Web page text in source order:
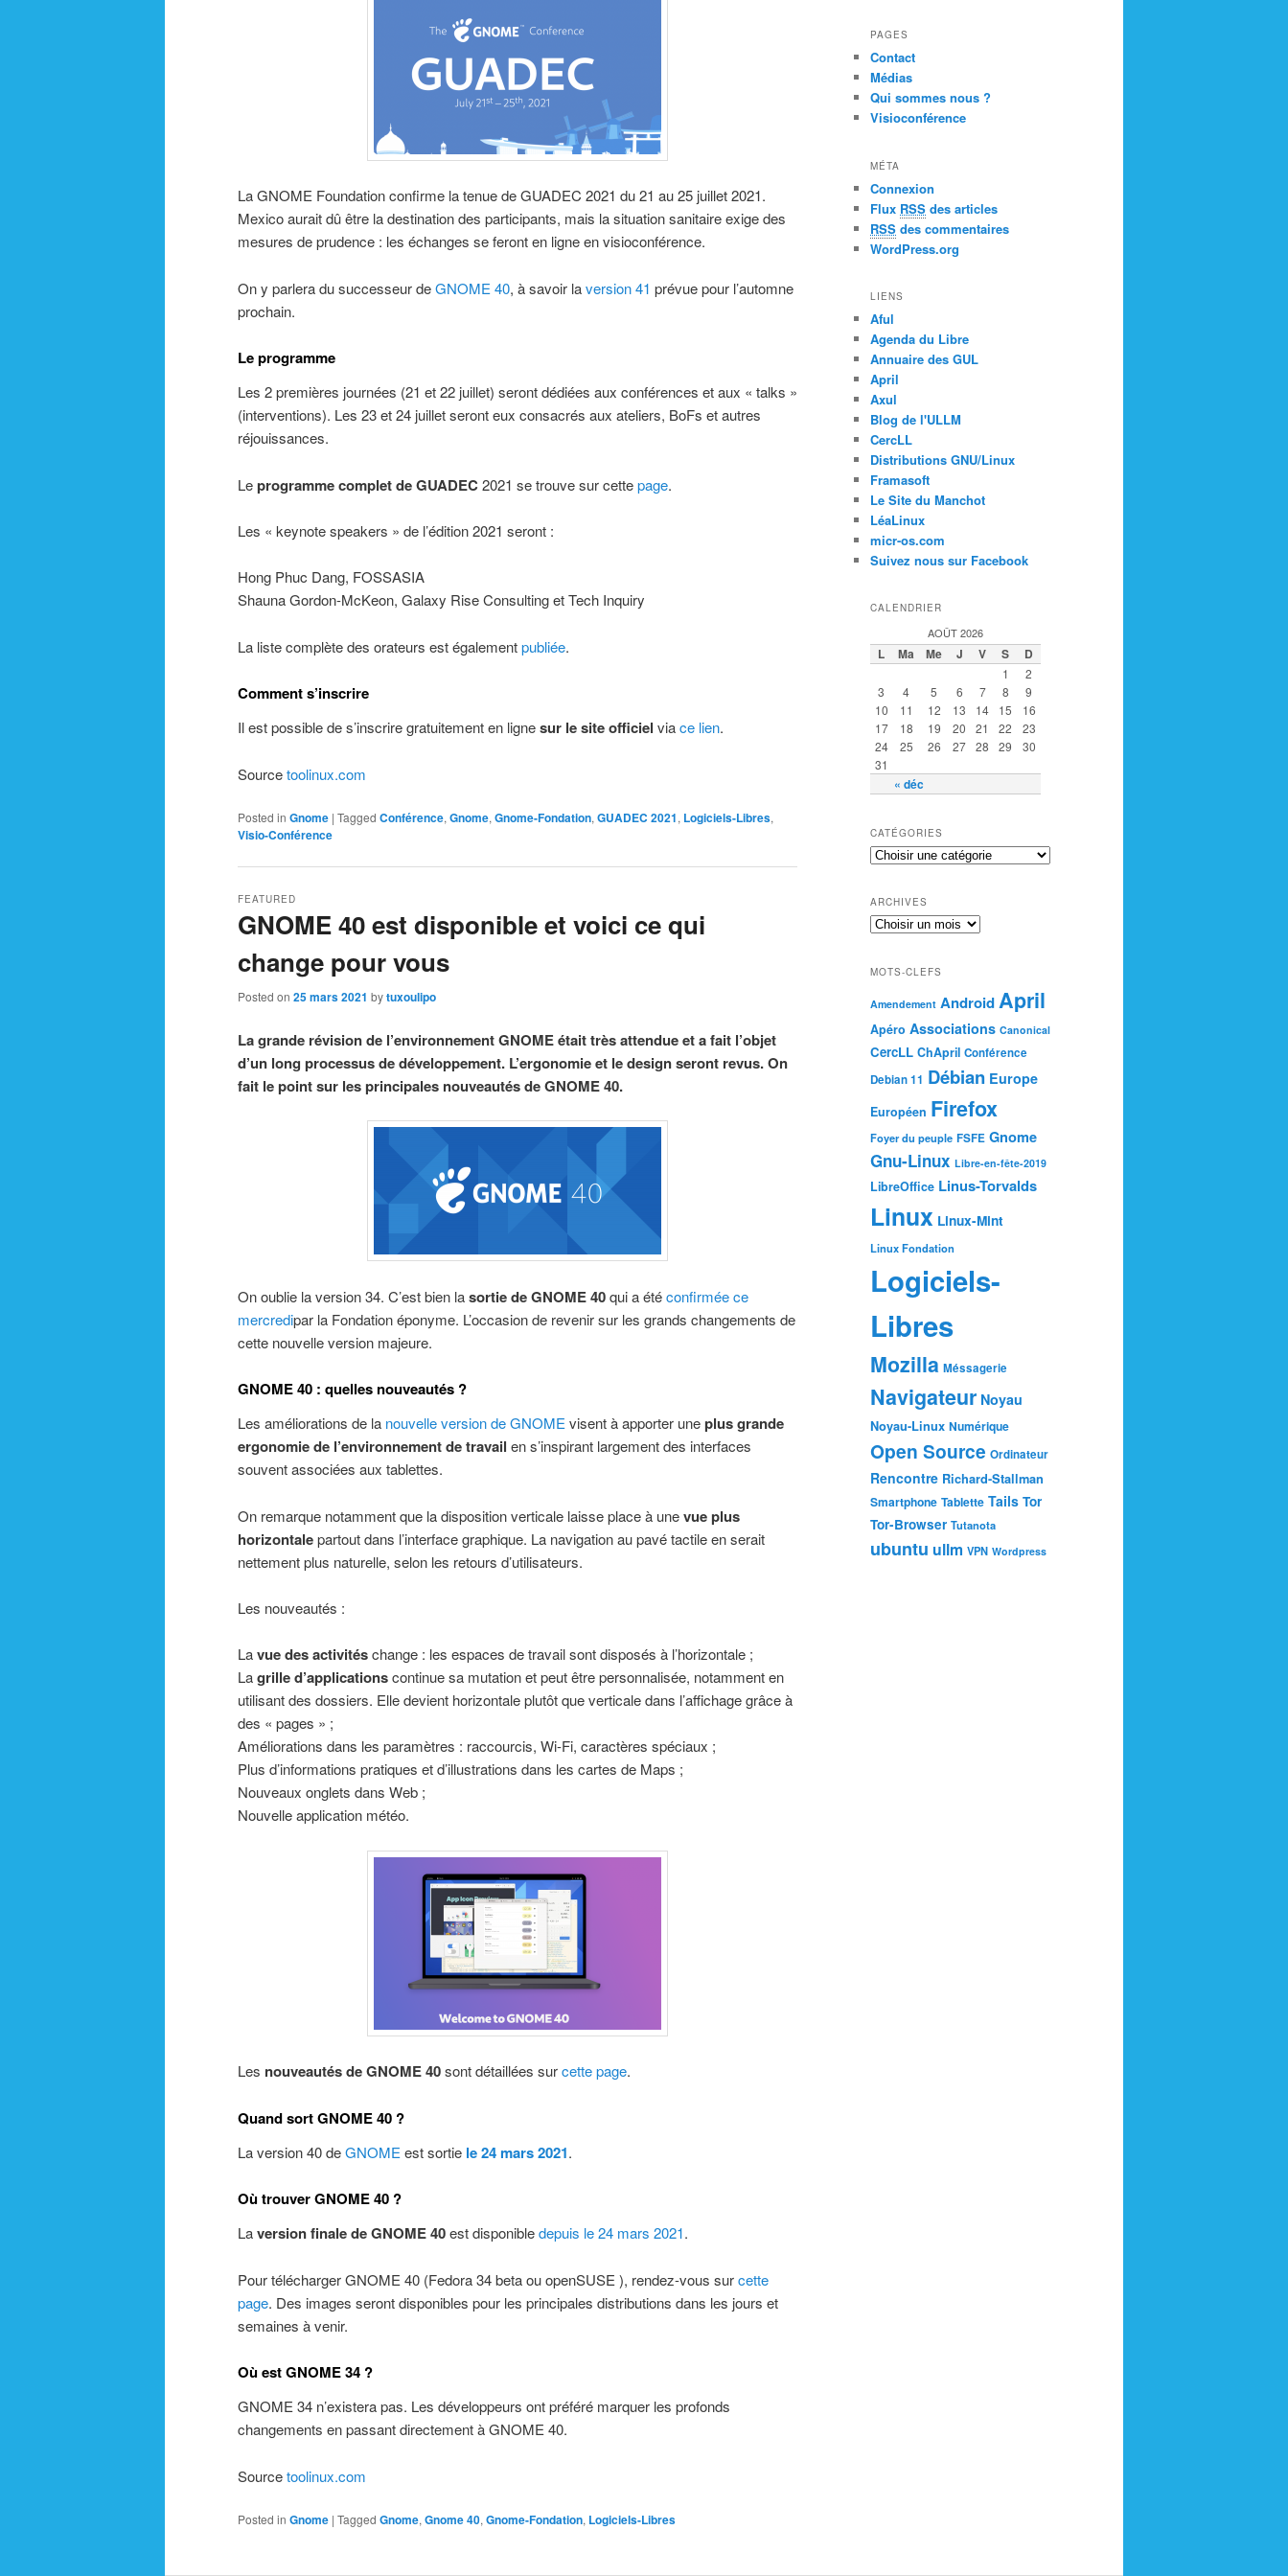
La GNOME Foundation confirme la tenue de GUADEC 2021 du 21 au 25 juillet 2021.
Mexico aurait dû être la destination des participants, mais la situation sanitaire exige des
mesures de prudence : les échanges se feront en ligne en visioconférence.
On y parlera du successeur deGNOME 40, à savoir laversion 41 prévue pour l’automne
prochain.
Le programme
Les 2 premières journées (21 et 22 juillet) seront dédiées aux conférences et aux « talks »
(interventions). Les 23 et 24 juillet seront eux consacrés aux ateliers, BoFs et autres
réjouissances.
Leprogramme complet de GUADEC2021 se trouve sur cettepage.
Les « keynote speakers » de l’édition 2021 seront :
Hong Phuc Dang, FOSSASIA
Shauna Gordon-McKeon, Galaxy Rise Consulting et Tech Inquiry
La liste complète des orateurs est égalementpubliée.
Comment s’inscrire
Il est possible de s’inscrire gratuitement en lignesur le site officiel viace lien.
Sourcetoolinux.com
Posted in Gnome | Tagged Conférence, Gnome, Gnome-Fondation, GUADEC 2021, Logiciels-Libres,
Visio-Conférence
GNOME 40 est disponible et voici ce qui
change pour vous
FEATURED
Posted on 25 mars 2021 bytuxoulipo
La grande révision de l’environnement GNOME était très attendue et a fait l’objet
d’un long processus de développement. L’ergonomie et le design seront revus. On
fait le point sur les principales nouveautés de GNOME 40.
On oublie la version 34. C’est bien lasortie de GNOME 40qui a étéconfirmée ce
mercredipar la Fondation éponyme. L’occasion de revenir sur les grands changements de
cette nouvelle version majeure.
GNOME 40 : quelles nouveautés ?
Les améliorations de la nouvelle version de GNOMEvisent à apporter uneplus grande
ergonomie de l’environnement de travail en s’inspirant largement des interfaces
souvent associées aux tablettes.
On remarque notamment que la disposition verticale laisse place à unevue plus
horizontalepartout dans l’interface graphique. La navigation au pavé tactile en serait
nettement plus naturelle, selon les retours d’utilisateurs.
Les nouveautés :
Lavue des activitéschange : les espaces de travail sont disposés à l’horizontale ;
Lagrille d’applicationscontinue sa mutation et peut être personnalisée, notamment en
utilisant des dossiers. Elle devient horizontale plutôt que verticale dans l’affichage grâce à
des « pages » ;
Améliorations dans les paramètres : raccourcis, Wi-Fi, caractères spéciaux ;
Plus d’informations pratiques et d’illustrations dans les cartes de Maps ;
Nouveaux onglets dans Web ;
Nouvelle application météo.
Les nouveautés de GNOME 40sont détaillées surcette page.
Quand sort GNOME 40 ?
La version 40 deGNOME est sortie le 24 mars 2021.
Où trouver GNOME 40 ?
Laversion finale de GNOME 40est disponibledepuis le 24 mars 2021.
Pour télécharger GNOME 40 (Fedora 34 beta ou openSUSE ), rendez-vous surcette
page. Des images seront disponibles pour les principales distributions dans les jours et
semaines à venir.
Où est GNOME 34 ?
GNOME 34 n’existera pas. Les développeurs ont préféré marquer les profonds
changements en passant directement à GNOME 40.
Sourcetoolinux.com
Posted in Gnome | Tagged Gnome, Gnome 40, Gnome-Fondation, Logiciels-Libres
PAGES
Contact
Médias
Qui sommes nous ?
Visioconférence
MÉTA
Connexion
Flux RSS des articles
RSS des commentaires
WordPress.org
LIENS
Aful
Agenda du Libre
Annuaire des GUL
April
Axul
Blog de l'ULLM
CercLL
Distributions GNU/Linux
Framasoft
Le Site du Manchot
LéaLinux
micr-os.com
Suivez nous sur Facebook
CALENDRIER
AOÛT 2026
L Ma Me J V S D
« déc
1
2
3
4 5 6 7 8
9
10
11 12 13 14 15
16
17
18 19 20 21 22
23
24
25 26 27 28 29
30
31
CATÉGORIES
ARCHIVES
MOTS-CLEFS
Amendement AndroidApril
Apéro Associations Canonical
CercLL ChApril Conférence
Debian 11 Débian Europe
Européen Firefox
Foyer du peuple FSFE Gnome
Gnu-Linux Libre-en-fête-2019
LibreOffice Linus-Torvalds
Linux Linux-Mint
Linux Fondation
Logiciels-
Libres
Mozilla Méssagerie
Navigateur Noyau
Noyau-Linux Numérique
Open Source Ordinateur
Rencontre Richard-Stallman
Smartphone Tablette Tails Tor
Tor-Browser Tutanota
ubuntu ullm VPN Wordpress